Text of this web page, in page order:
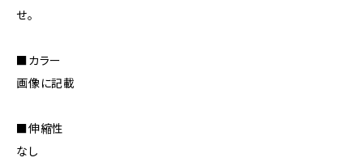
せ。
■カラー
画像に記載
■伸縮性
なし